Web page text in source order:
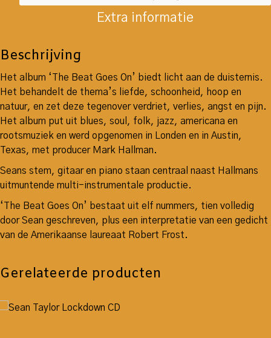
Extra informatie
Beschrijving
Het album ‘The Beat Goes On’ biedt licht aan de duisternis.
Het behandelt de thema’s liefde, schoonheid, hoop en
natuur, en zet deze tegenover verdriet, verlies, angst en pijn.
Het album put uit blues, soul, folk, jazz, americana en
rootsmuziek en werd opgenomen in Londen en in Austin,
Texas, met producer Mark Hallman.
Seans stem, gitaar en piano staan centraal naast Hallmans
uitmuntende multi-instrumentale productie.
‘The Beat Goes On’ bestaat uit elf nummers, tien volledig
door Sean geschreven, plus een interpretatie van een gedicht
van de Amerikaanse laureaat Robert Frost.
Gerelateerde producten